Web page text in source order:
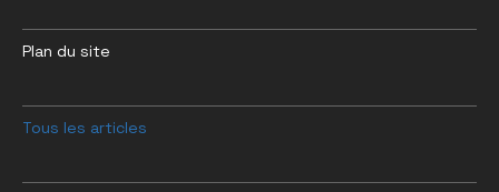
Plan du site
Tous les articles